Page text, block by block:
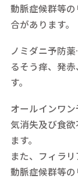
動脈症候群等
合があります。
ノミダニ予防
るそう痒、発
す。
オールインワ
気消失及び食
ます。
また、フィラ
動脈症候群等